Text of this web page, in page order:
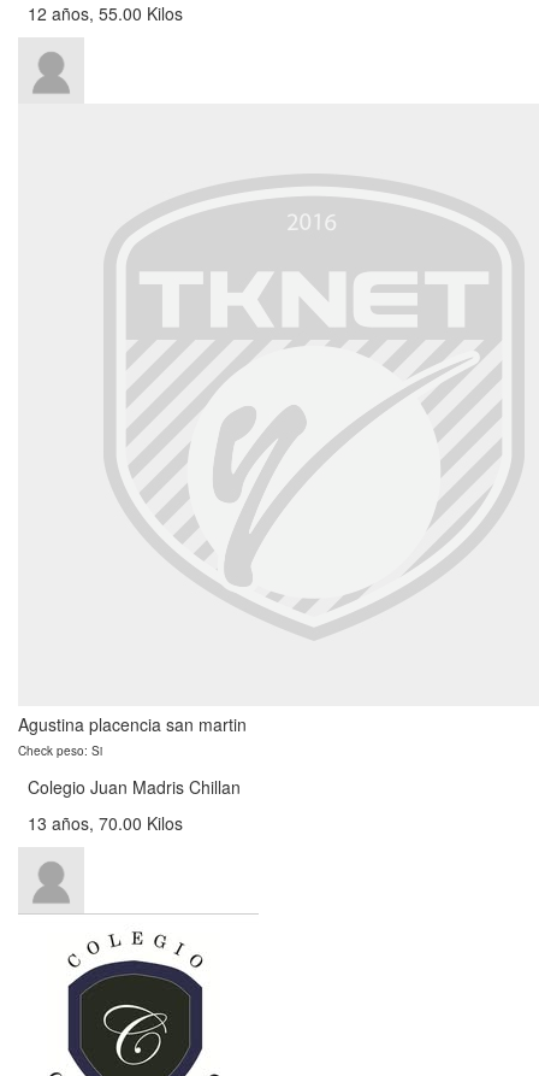
12 años, 55.00 Kilos
Agustina placencia san martin
Check peso: Si
Colegio Juan Madris Chillan
13 años, 70.00 Kilos